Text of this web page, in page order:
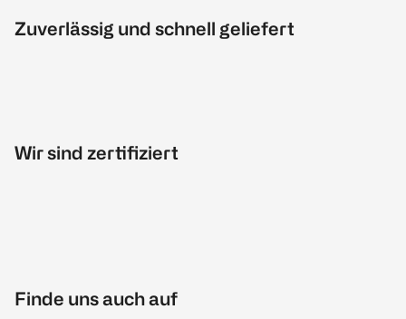
Zuverlässig und schnell geliefert
Wir sind zertifiziert
Finde uns auch auf